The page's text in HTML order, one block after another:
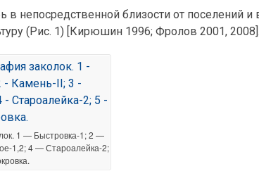
в непосредственной близости от поселений
(Рис. 1) [Кирюшин 1996; Фролов 2001, 2008].
1 — Быстровка-1; 2 —
1,2; 4 — Староалейка-2;